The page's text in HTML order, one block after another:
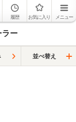
履歴 お気に入り メニュー
ラー
並べ替え